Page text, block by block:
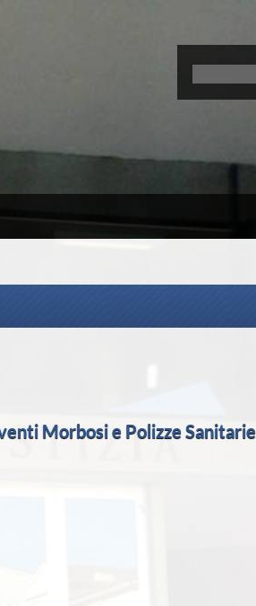
Morbosi e Polizze Sanitarie